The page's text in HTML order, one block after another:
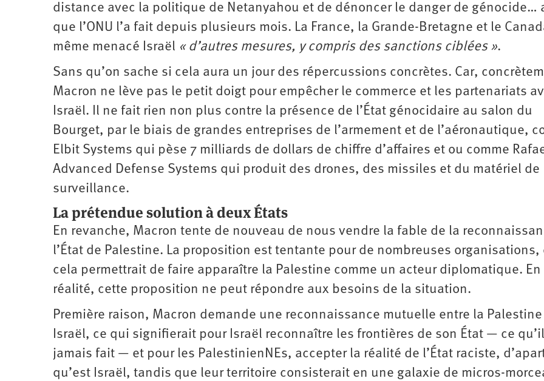
distance avec la politique de Netanyahou et de dénoncer le danger de génocide…
que l’ONU l’a fait depuis plusieurs mois. La France, la Grande-Bretagne et le
même menacé Israël « d’autres mesures, y compris des sanctions ciblées ».
Sans qu’on sache si cela aura un jour des répercussions concrètes. Car,
Macron ne lève pas le petit doigt pour empêcher le commerce et les partenariats
Israël. Il ne fait rien non plus contre la présence de l’État génocidaire au salon du
Bourget, par le biais de grandes entreprises de l’armement et de l’aéronautique,
Elbit Systems qui pèse 7 milliards de dollars de chiffre d’affaires et ou comme
Advanced Defense Systems qui produit des drones, des missiles et du matériel de
surveillance.
La prétendue solution à deux États
En revanche, Macron tente de nouveau de nous vendre la fable de la
l’État de Palestine. La proposition est tentante pour de nombreuses organisations,
cela permettrait de faire apparaître la Palestine comme un acteur diplomatique. En
réalité, cette proposition ne peut répondre aux besoins de la situation.
Première raison, Macron demande une reconnaissance mutuelle entre la
Israël, ce qui signifierait pour Israël reconnaître les frontières de son État — ce qu’il
jamais fait — et pour les PalestinienNEs, accepter la réalité de l’État raciste,
qu’est Israël, tandis que leur territoire consisterait en une galaxie de micros-